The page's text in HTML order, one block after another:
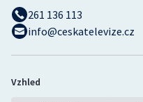
261 136 113
info@ceskatelevize.cz
Vzhled